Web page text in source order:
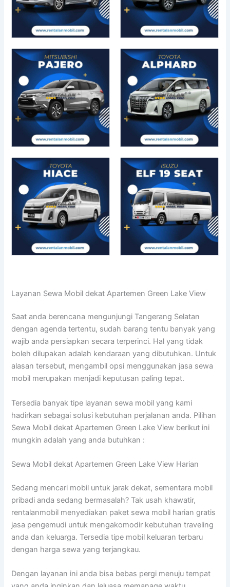
Layanan Sewa Mobil dekat Apartemen Green Lake View
Saat anda berencana mengunjungi Tangerang Selatan
dengan agenda tertentu, sudah barang tentu banyak yang
wajib anda persiapkan secara terperinci. Hal yang tidak
boleh dilupakan adalah kendaraan yang dibutuhkan. Untuk
alasan tersebut, mengambil opsi menggunakan jasa sewa
mobil merupakan menjadi keputusan paling tepat.
Tersedia banyak tipe layanan sewa mobil yang kami
hadirkan sebagai solusi kebutuhan perjalanan anda. Pilihan
Sewa Mobil dekat Apartemen Green Lake View berikut ini
mungkin adalah yang anda butuhkan :
Sewa Mobil dekat Apartemen Green Lake View Harian
Sedang mencari mobil untuk jarak dekat, sementara mobil
pribadi anda sedang bermasalah? Tak usah khawatir,
rentalanmobil menyediakan paket sewa mobil harian gratis
jasa pengemudi untuk mengakomodir kebutuhan traveling
anda dan keluarga. Tersedia tipe mobil keluaran terbaru
dengan harga sewa yang terjangkau.
Dengan layanan ini anda bisa bebas pergi menuju tempat